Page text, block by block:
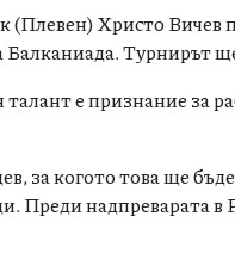
(Плевен) Христо Вичев
Балканиада. Турнирът
е признание за
за когото това ще
Преди надпреварата